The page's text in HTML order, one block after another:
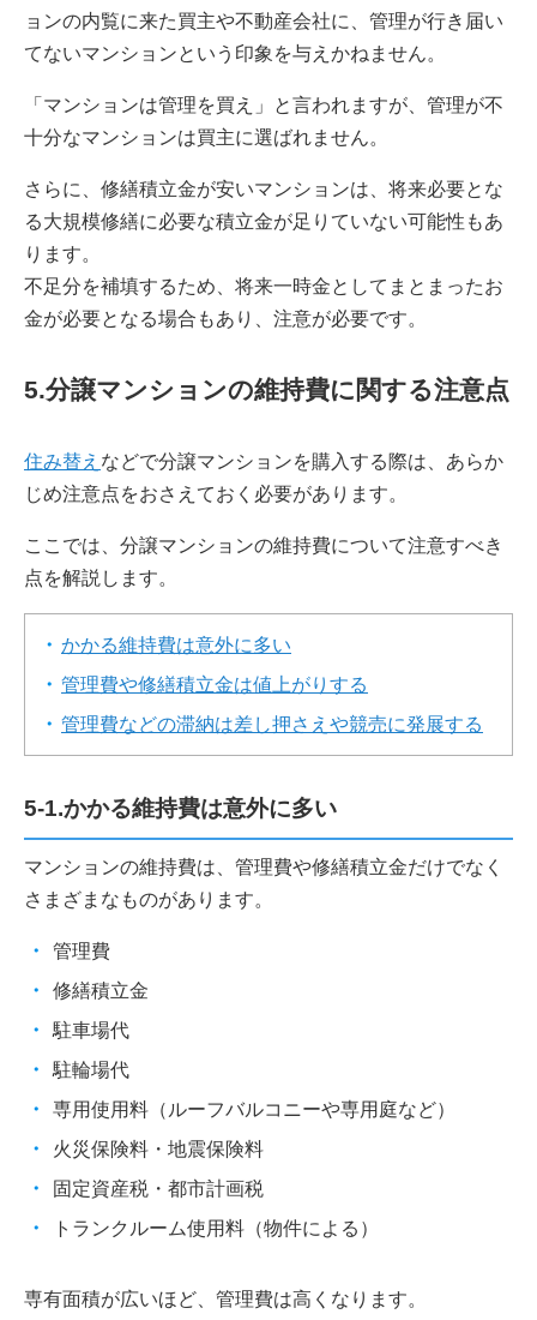
ョンの内覧に来た買主や不動産会社に、管理が行き届い
てないマンションという印象を与えかねません。
「マンションは管理を買え」と言われますが、管理が不
十分なマンションは買主に選ばれません。
さらに、修繕積立金が安いマンションは、将来必要とな
る大規模修繕に必要な積立金が足りていない可能性もあ
ります。
不足分を補填するため、将来一時金としてまとまったお
金が必要となる場合もあり、注意が必要です。
5.分譲マンションの維持費に関する注意点
住み替え などで分譲マンションを購入する際は、あらか
じめ注意点をおさえておく必要があります。
ここでは、分譲マンションの維持費について注意すべき
点を解説します。
かかる維持費は意外に多い
管理費や修繕積立金は値上がりする
管理費などの滞納は差し押さえや競売に発展する
5-1.かかる維持費は意外に多い
マンションの維持費は、管理費や修繕積立金だけでなく
さまざまなものがあります。
管理費
修繕積立金
駐車場代
駐輪場代
専用使用料（ルーフバルコニーや専用庭など）
火災保険料・地震保険料
固定資産税・都市計画税
トランクルーム使用料（物件による）
専有面積が広いほど、管理費は高くなります。